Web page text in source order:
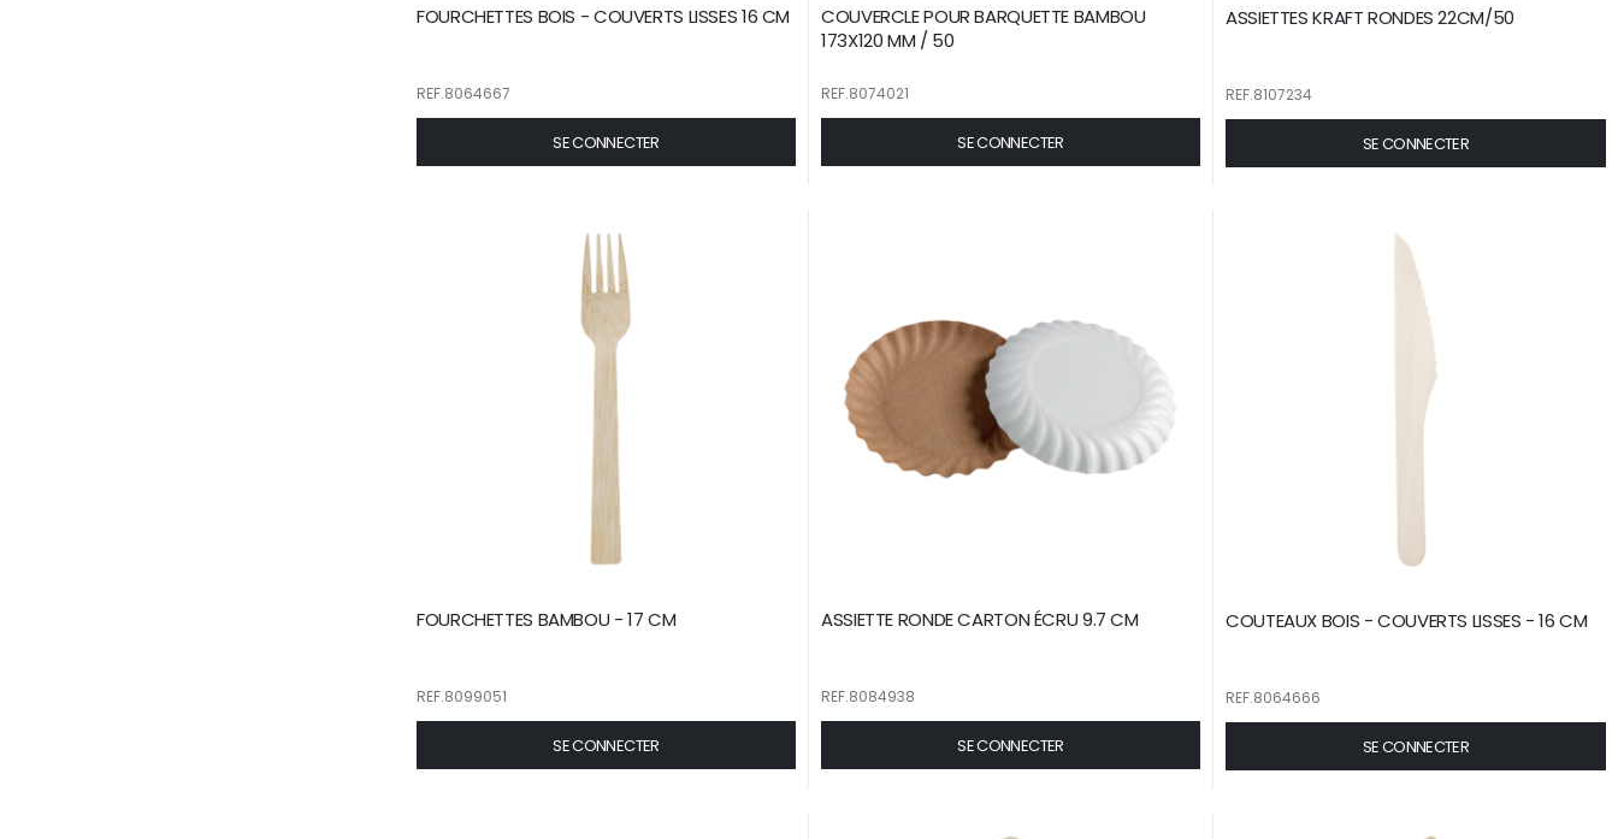
FOURCHETTES BOIS - COUVERTS LISSES 16 CM
REF.8064667
SE CONNECTER
COUVERCLE POUR BARQUETTE BAMBOU
173X120 MM / 50
REF.8074021
SE CONNECTER
ASSIETTES KRAFT RONDES 22CM/50
REF.8107234
SE CONNECTER
FOURCHETTES BAMBOU - 17 CM
REF.8099051
SE CONNECTER
ASSIETTE RONDE CARTON ÉCRU 9.7 CM
REF.8084938
SE CONNECTER
COUTEAUX BOIS - COUVERTS LISSES - 16 CM
REF.8064666
SE CONNECTER